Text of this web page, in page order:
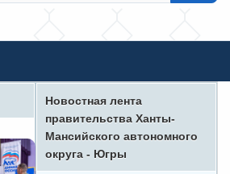
Новостная лента
правительства Ханты-
Мансийского автономного
округа - Югры